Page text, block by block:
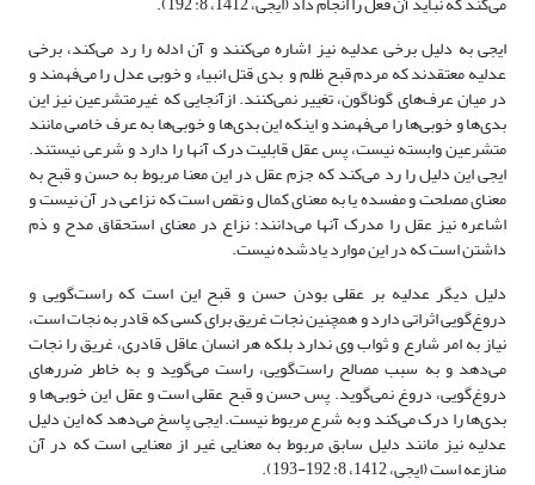
ایجی به دلیل برخی عدلیه نیز اشاره می‌کنند و آن ادله را رد می‌کند، برخی
عدلیه معتقدند که مردم قبح ظلم و بدی قتل انبیاء و خوبی عدل را می‌فهمند و
در میان عرف‌های گوناگون، تغییر نمی‌کنند. ازآنجایی که غیرمتشرعین نیز این
بدی‌ها و خوبی‌ها را می‌فهمند و اینکه این بدی‌ها و خوبی‌ها به عرف خاصی مانند
متشرعین وابسته نیست، پس عقل قابلیت درک آنها را دارد و شرعی نیستند.
ایجی این دلیل را رد می‌کند که جزم عقل در این معنا مربوط به حسن و قبح به
معنای مصلحت و مفسده یا به معنای کمال و نقص است که نزاعی در آن نیست و
اشاعره نیز عقل را مدرک آنها می‌دانند؛ نزاع در معنای استحقاق مدح و ذم
داشتن است که در این موارد یادشده نیست.
دلیل دیگر عدلیه بر عقلی بودن حسن و قبح این است که راست‌گویی و
دروغ‌گویی اثراتی دارد و همچنین نجات غریق برای کسی که قادر به نجات است،
نیاز به امر شارع و ثواب وی ندارد بلکه هر انسان عاقل قادری، غریق را نجات
می‌دهد و به سبب مصالح راست‌گویی، راست می‌گوید و به خاطر ضررهای
دروغ‌گویی، دروغ نمی‌گوید. پس حسن و قبح عقلی است و عقل این خوبی‌ها و
بدی‌ها را درک می‌کند و به شرع مربوط نیست. ایجی پاسخ می‌دهد که این دلیل
عدلیه نیز مانند دلیل سابق مربوط به معنایی غیر از معنایی است که در آن
منازعه است (ایجی، 1412، 8: 192-193).